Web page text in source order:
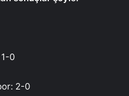
0
2-0